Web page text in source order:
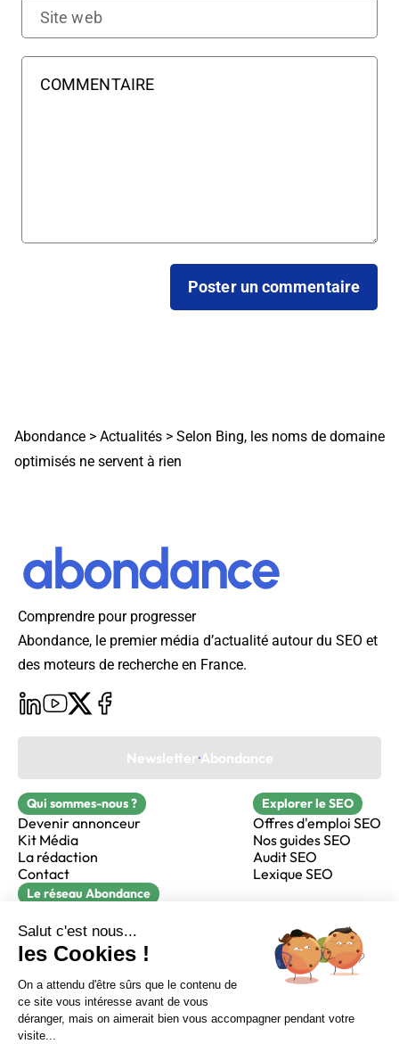
Sur LinkedIn Sur Youtube
Sur X Sur Facebook
Abondance > Actualités > Selon Bing, les noms de domaine
optimisés ne servent à rien
Comprendre pour progresser
Abondance, le premier média d’actualité autour du SEO et
des moteurs de recherche en France.
Newsletter Abondance
Qui sommes-nous ?
Devenir annonceur
Kit Média
La rédaction
Contact
Explorer le SEO
Offres d'emploi SEO
Nos guides SEO
Audit SEO
Lexique SEO
Le réseau Abondance
Réacteur
alfie formation